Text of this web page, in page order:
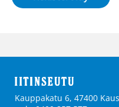
Kauppakatu 6, 47400